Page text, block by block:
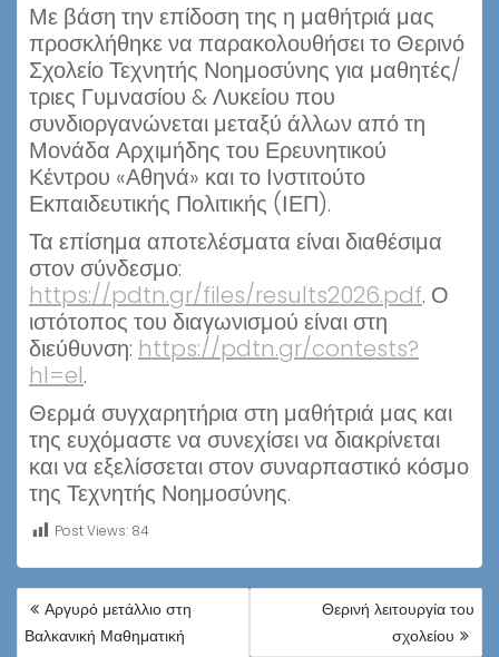
Με βάση την επίδοση της η μαθήτριά μας
προσκλήθηκε να παρακολουθήσει το Θερινό
Σχολείο Τεχνητής Νοημοσύνης για μαθητές/
τριες Γυμνασίου & Λυκείου που
συνδιοργανώνεται μεταξύ άλλων από τη
Μονάδα Αρχιμήδης του Ερευνητικού
Κέντρου «Αθηνά» και το Ινστιτούτο
Εκπαιδευτικής Πολιτικής (ΙΕΠ).
Τα επίσημα αποτελέσματα είναι διαθέσιμα
στον σύνδεσμο:
https://pdtn.gr/files/results2026.pdf. Ο
ιστότοπος του διαγωνισμού είναι στη
διεύθυνση: https://pdtn.gr/contests?
hl=el.
Θερμά συγχαρητήρια στη μαθήτριά μας και
της ευχόμαστε να συνεχίσει να διακρίνεται
και να εξελίσσεται στον συναρπαστικό κόσμο
της Τεχνητής Νοημοσύνης.
Post Views: 84
ΠΛΟΉΓΗΣΗ
ΆΡΘΡΩΝ
Αργυρό μετάλλιο στη
Βαλκανική Μαθηματική
Θερινή λειτουργία του
σχολείου